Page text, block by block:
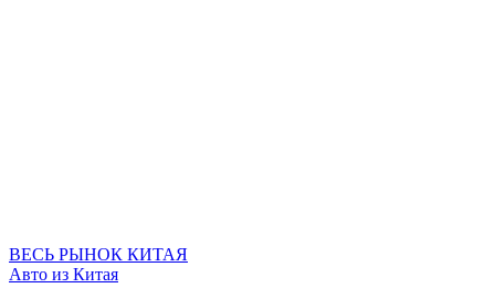
ВЕСЬ РЫНОК КИТАЯ
Авто из Китая